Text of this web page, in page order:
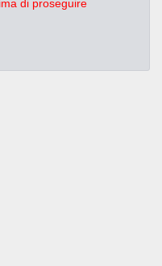
di proseguire